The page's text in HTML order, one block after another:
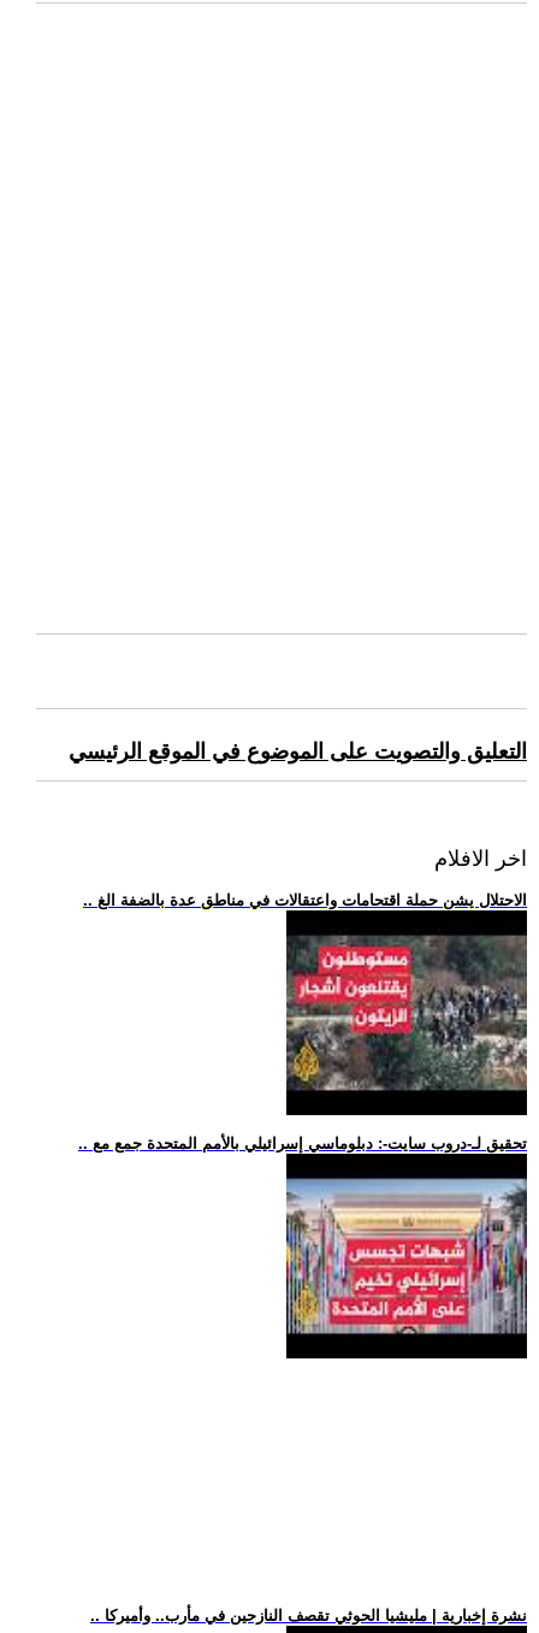
التعليق والتصويت على الموضوع في الموقع الرئيسي
اخر الافلام
.. الاحتلال يشن حملة اقتحامات واعتقالات في مناطق عدة بالضفة الغ
.. تحقيق لـ-دروب سايت-: دبلوماسي إسرائيلي بالأمم المتحدة جمع مع
.. نشرة إخبارية | مليشيا الحوثي تقصف النازحين في مأرب.. وأميركا